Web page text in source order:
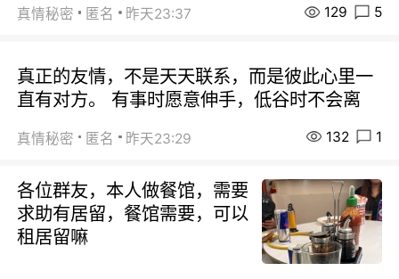
真情秘密 匿名 昨天23:37 129 5
真正的友情，不是天天联系，而是彼此心里一
直有对方。 有事时愿意伸手，低谷时不会离
真情秘密 匿名 昨天23:29 132 1
各位群友，本人做餐馆，需要
求助有居留，餐馆需要，可以
租居留嘛